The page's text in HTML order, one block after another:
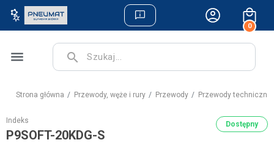
0
menu search
Strona główna Przewody, węże i rury Przewody Przewody techniczne
Indeks
P9SOFT-20KDG-S
Dostępny